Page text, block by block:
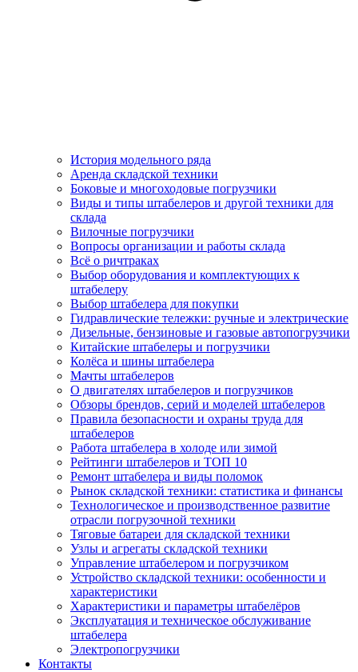
История модельного ряда
Аренда складской техники
Боковые и многоходовые погрузчики
Виды и типы штабелеров и другой техники для
склада
Вилочные погрузчики
Вопросы организации и работы склада
Всё о ричтраках
Выбор оборудования и комплектующих к
штабелеру
Выбор штабелера для покупки
Гидравлические тележки: ручные и электрические
Дизельные, бензиновые и газовые автопогрузчики
Китайские штабелеры и погрузчики
Колёса и шины штабелера
Мачты штабелеров
О двигателях штабелеров и погрузчиков
Обзоры брендов, серий и моделей штабелеров
Правила безопасности и охраны труда для
штабелеров
Работа штабелера в холоде или зимой
Рейтинги штабелеров и ТОП 10
Ремонт штабелера и виды поломок
Рынок складской техники: статистика и финансы
Технологическое и производственное развитие
отрасли погрузочной техники
Тяговые батареи для складской техники
Узлы и агрегаты складской техники
Управление штабелером и погрузчиком
Устройство складской техники: особенности и
характеристики
Характеристики и параметры штабелёров
Эксплуатация и техническое обслуживание
штабелера
Электропогрузчики
Контакты